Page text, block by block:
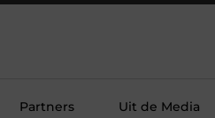
Partners Uit de Media